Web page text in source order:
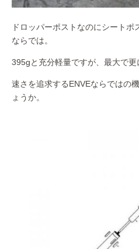
ドロッパーポストなのにシート
ならでは。
395gと充分軽量ですが、最大で
速さを追求するENVEならではの
ょうか。